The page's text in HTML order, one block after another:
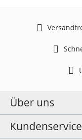
Über uns
Kundenservice